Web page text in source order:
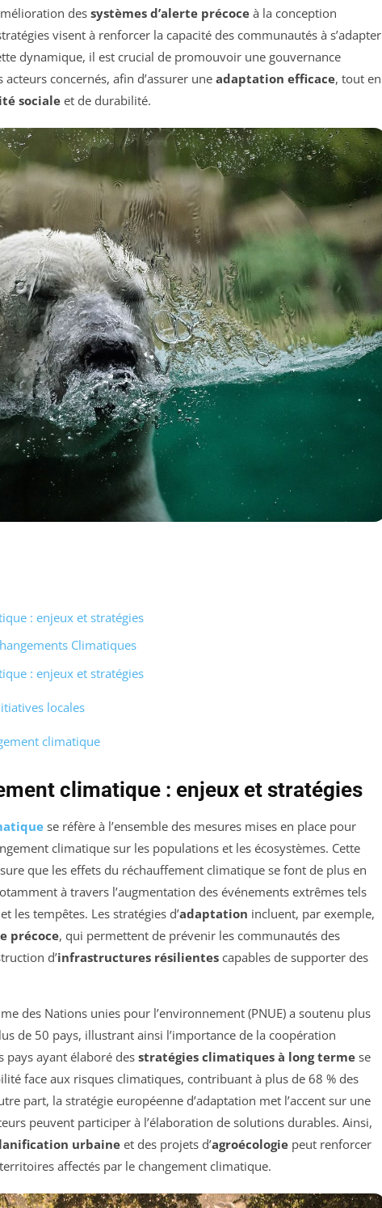
des systèmes d’alerte précoce à la conception
visent à renforcer la capacité des communautés à s’adapter
dynamique, il est crucial de promouvoir une gouvernance
concernés, afin d’assurer une adaptation efficace, tout en
sociale et de durabilité.
: enjeux et stratégies
Climatiques
: enjeux et stratégies
locales
climatique
climatique : enjeux et stratégies
se réfère à l’ensemble des mesures mises en place pour
climatique sur les populations et les écosystèmes. Cette
que les effets du réchauffement climatique se font de plus en
à travers l’augmentation des événements extrêmes tels
les tempêtes. Les stratégies d’adaptation incluent, par exemple,
précoce, qui permettent de prévenir les communautés des
d’infrastructures résilientes capables de supporter des
des Nations unies pour l’environnement (PNUE) a soutenu plus
de 50 pays, illustrant ainsi l’importance de la coopération
pays ayant élaboré des stratégies climatiques à long terme se
face aux risques climatiques, contribuant à plus de 68 % des
part, la stratégie européenne d’adaptation met l’accent sur une
peuvent participer à l’élaboration de solutions durables. Ainsi,
urbaineet des projets d’agroécologie peut renforcer
affectés par le changement climatique.